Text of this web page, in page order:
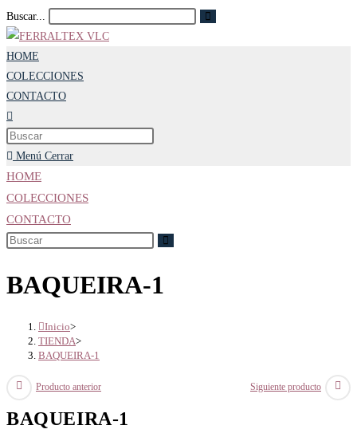
Ir
al
contenido
Buscar...
HOME
COLECCIONES
CONTACTO
Alternar
búsqueda
de
la
web
Menú Cerrar
HOME
COLECCIONES
CONTACTO
BAQUEIRA-1
Inicio>
TIENDA>
BAQUEIRA-1
Producto anterior Siguiente producto
BAQUEIRA-1